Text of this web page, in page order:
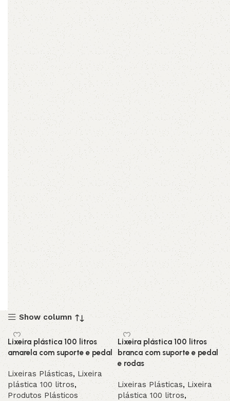
Show column
Lixeira plástica 100 litros
amarela com suporte e pedal
Lixeiras Plásticas, Lixeira
plástica 100 litros,
Produtos Plásticos
Lixeira plástica 100 litros
branca com suporte e pedal
e rodas
Lixeiras Plásticas,Lixeira
plástica 100 litros,